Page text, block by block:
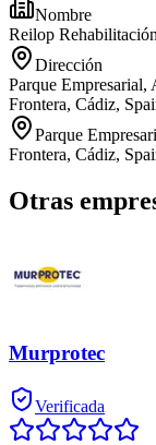
Nombre
Reilop
Dirección
Parque Empresarial,
Frontera, Cádiz,
Parque
Frontera, Cádiz,
Otras
Murprotec
Verificada